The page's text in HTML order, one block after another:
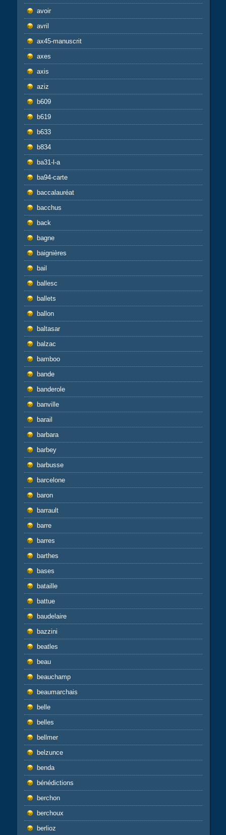
avoir
avril
ax45-manuscrit
axes
axis
aziz
b609
b619
b633
b834
ba31-l-a
ba94-carte
baccalauréat
bacchus
back
bagne
baignières
bail
ballesc
ballets
ballon
baltasar
balzac
bamboo
bande
banderole
banville
barail
barbara
barbey
barbusse
barcelone
baron
barrault
barre
barres
barthes
bases
bataille
battue
baudelaire
bazzini
beatles
beau
beauchamp
beaumarchais
belle
belles
bellmer
belzunce
benda
bénédictions
berchon
berchoux
berlioz